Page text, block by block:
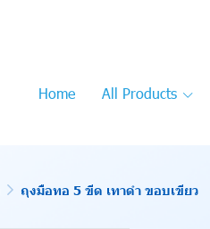
Home All Products
ถุงมือทอ 5 ขีด เทาดำ ขอบเขียว